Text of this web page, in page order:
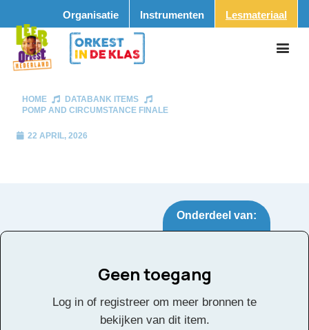
Organisatie Instrumenten Lesmateriaal
HOME
DATABANK ITEMS
POMP AND CIRCUMSTANCE FINALE
22 APRIL, 2026
Onderdeel van:
Pomp and
Circumstance Finale
Geen toegang
Log in of registreer om meer bronnen te
bekijken van dit item.